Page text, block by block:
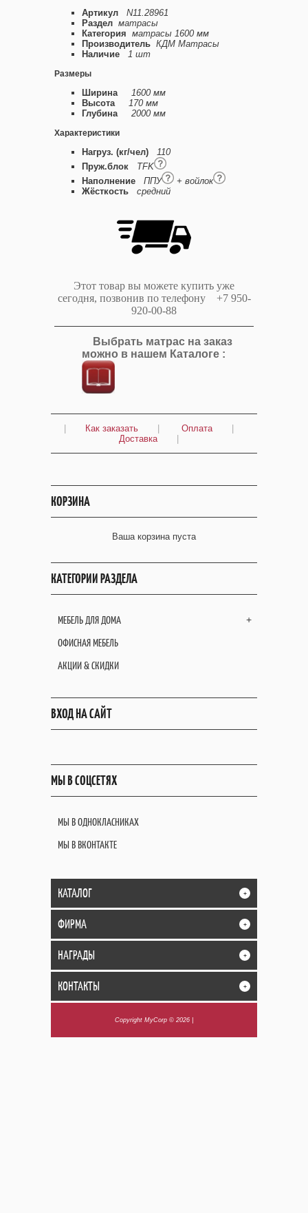
Артикул
N11.28961
Раздел матрасы
Категория матрасы 1600 мм
Производитель КДМ Матрасы
Наличие
1 шт
Размеры
Ширина
1600 мм
Высота
170 мм
Глубина
2000 мм
Характеристики
Нагруз. (кг/чел)
110
Пруж.блок
TFK
Наполнение
ППУ
+ войлок
Жёсткость
средний
Этот товар вы можете купить уже
сегодня, позвонив по телефону +7 950-
920-00-88
Выбрать матрас на заказ
можно в нашем Каталоге :
Как заказать Оплата
Доставка
КОРЗИНА
Ваша корзина пуста
КАТЕГОРИИ РАЗДЕЛА
+
МЕБЕЛЬ ДЛЯ ДОМА
ОФИСНАЯ МЕБЕЛЬ
АКЦИИ & СКИДКИ
ВХОД НА САЙТ
МЫ В СОЦСЕТЯХ
МЫ В ОДНОКЛАСНИКАХ
МЫ В ВКОНТАКТЕ
КАТАЛОГ +
ФИРМА +
НАГРАДЫ +
КОНТАКТЫ +
Copyright MyCorp © 2026